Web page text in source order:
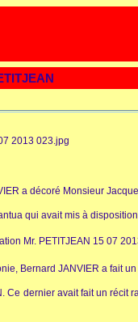
a décoré Monsieur
qui avait mis à
Bernard JANVIER a fait
dernier avait fait un récit